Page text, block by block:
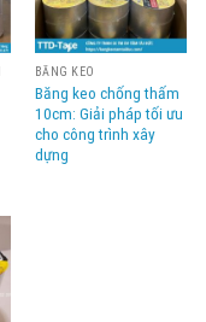
BĂNG KEO
Băng keo chống thấm
10cm: Giải pháp tối ưu
cho công trình xây
dựng